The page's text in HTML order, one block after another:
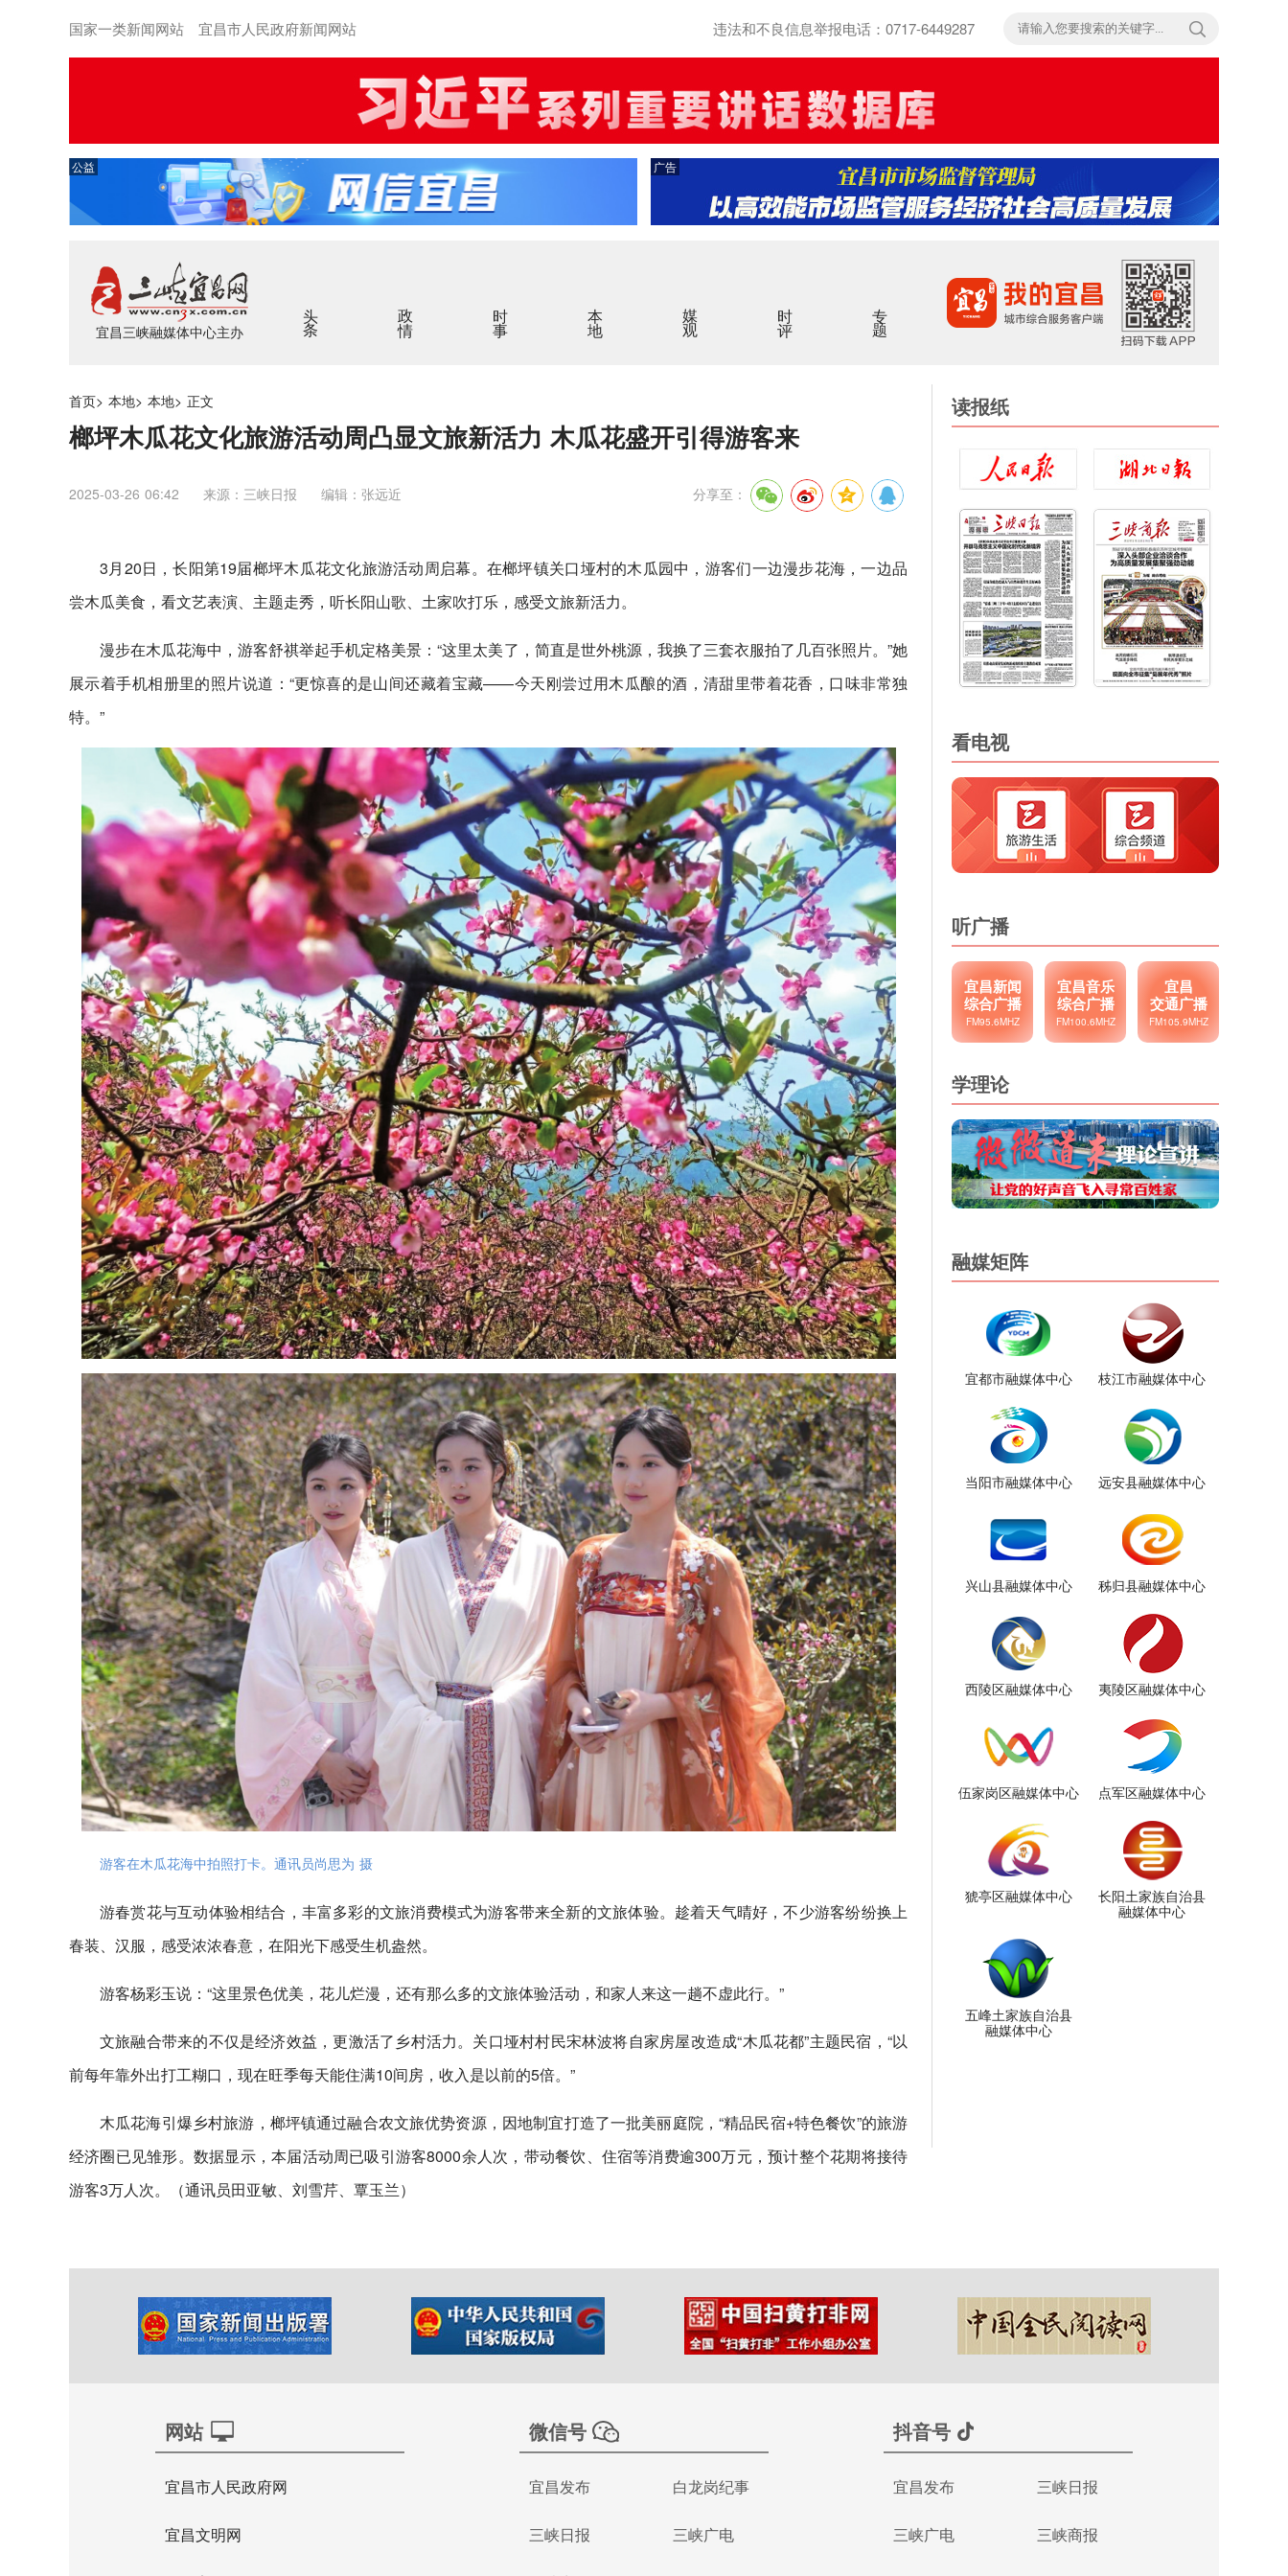
国家一类新闻网站 宜昌市人民政府新闻网站 违法和不良信息举报电话：0717-6449287
公益 广告
宜昌三峡融媒体中心主办
头条 政情 时事 本地 媒观 时评 专题
首页> 本地> 本地> 正文
榔坪木瓜花文化旅游活动周凸显文旅新活力 木瓜花盛开引得游客来
2025-03-26 06:42 来源：三峡日报 编辑：张远近 分享至：
3月20日，长阳第19届榔坪木瓜花文化旅游活动周启幕。在榔坪镇关口垭村的木瓜园中，游客们一边漫步花海，一边品
尝木瓜美食，看文艺表演、主题走秀，听长阳山歌、土家吹打乐，感受文旅新活力。
漫步在木瓜花海中，游客舒祺举起手机定格美景：“这里太美了，简直是世外桃源，我换了三套衣服拍了几百张照片。”她
展示着手机相册里的照片说道：“更惊喜的是山间还藏着宝藏——今天刚尝过用木瓜酿的酒，清甜里带着花香，口味非常独
特。”
游客在木瓜花海中拍照打卡。通讯员尚思为 摄
游春赏花与互动体验相结合，丰富多彩的文旅消费模式为游客带来全新的文旅体验。趁着天气晴好，不少游客纷纷换上
春装、汉服，感受浓浓春意，在阳光下感受生机盎然。
游客杨彩玉说：“这里景色优美，花儿烂漫，还有那么多的文旅体验活动，和家人来这一趟不虚此行。”
文旅融合带来的不仅是经济效益，更激活了乡村活力。关口垭村村民宋林波将自家房屋改造成“木瓜花都”主题民宿，“以
前每年靠外出打工糊口，现在旺季每天能住满10间房，收入是以前的5倍。”
木瓜花海引爆乡村旅游，榔坪镇通过融合农文旅优势资源，因地制宜打造了一批美丽庭院，“精品民宿+特色餐饮”的旅游
经济圈已见雏形。数据显示，本届活动周已吸引游客8000余人次，带动餐饮、住宿等消费逾300万元，预计整个花期将接待
游客3万人次。（通讯员田亚敏、刘雪芹、覃玉兰）
读报纸
看电视
听广播
宜昌新闻
综合广播
FM95.6MHZ
宜昌音乐
综合广播
FM100.6MHZ
宜昌
交通广播
FM105.9MHZ
学理论
融媒矩阵
宜都市融媒体中心 枝江市融媒体中心
当阳市融媒体中心 远安县融媒体中心
兴山县融媒体中心 秭归县融媒体中心
西陵区融媒体中心 夷陵区融媒体中心
伍家岗区融媒体中心 点军区融媒体中心
猇亭区融媒体中心
长阳土家族自治县
融媒体中心
五峰土家族自治县
融媒体中心
网站
宜昌市人民政府网
宜昌文明网
微信号
宜昌发布 白龙岗纪事
三峡日报 三峡广电
抖音号
宜昌发布 三峡日报
三峡广电 三峡商报